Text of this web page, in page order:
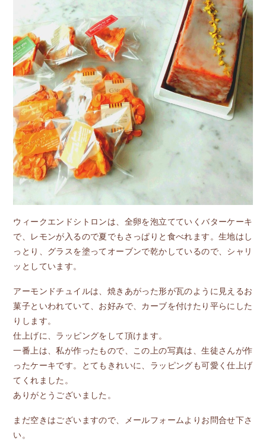
ウィークエンドシトロンは、全卵を泡立てていくバターケーキ
で、レモンが入るので夏でもさっぱりと食べれます。生地はし
っとり、グラスを塗ってオーブンで乾かしているので、シャリ
ッとしています。
アーモンドチュイルは、焼きあがった形が瓦のように見えるお
菓子といわれていて、お好みで、カーブを付けたり平らにした
りします。
仕上げに、ラッピングをして頂けます。
一番上は、私が作ったもので、この上の写真は、生徒さんが作
ったケーキです。とてもきれいに、ラッピングも可愛く仕上げ
てくれました。
ありがとうございました。
まだ空きはございますので、メールフォームよりお問合せ下さ
い。